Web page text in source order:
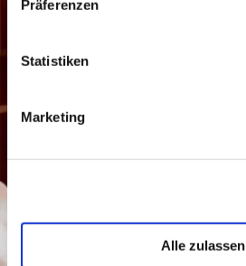
Präferenzen
Statistiken
Marketing
Alle zulassen